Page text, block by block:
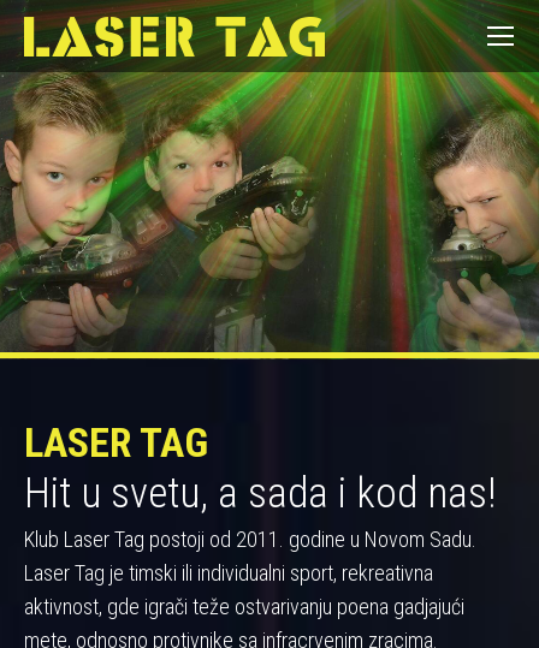
LASER TAG
Hit u svetu, a sada i kod nas!
Klub Laser Tag postoji od 2011. godine u Novom Sadu.
Laser Tag je timski ili individualni sport, rekreativna
aktivnost, gde igrači teže ostvarivanju poena gadjajući
mete, odnosno protivnike sa infracrvenim zracima.